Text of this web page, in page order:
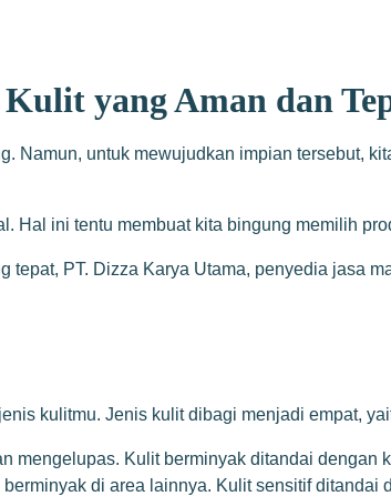
yang Aman dan
Namun, untuk mewujudkan impian tersebut,
Hal ini tentu membuat kita bingung memilih
tepat, PT. Dizza Karya Utama, penyedia jasa
kulitmu. Jenis kulit dibagi menjadi empat,
mengelupas. Kulit berminyak ditandai
di area lainnya. Kulit sensitif ditandai